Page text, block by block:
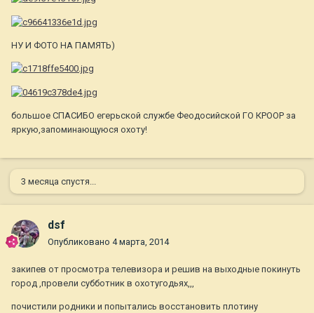
НУ И ФОТО НА ПАМЯТЬ)
большое СПАСИБО егерьской службе Феодосийской ГО КРООР за
яркую,запоминающуюся охоту!
3 месяца спустя...
dsf
Опубликовано 4 марта, 2014
закипев от просмотра телевизора и решив на выходные покинуть
город ,провели субботник в охотугодьях,,,
почистили родники и попытались восстановить плотину